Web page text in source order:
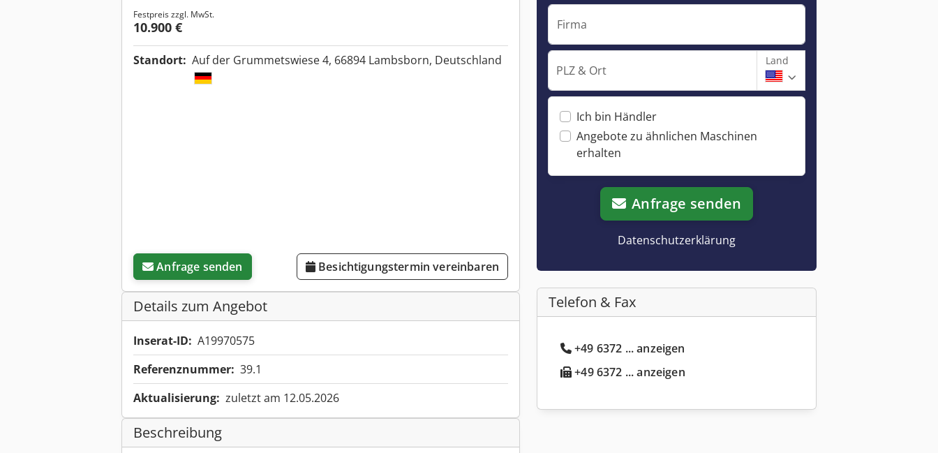
Festpreis zzgl. MwSt.
10.900 €
Standort: Auf der Grummetswiese 4, 66894 Lambsborn, Deutschland
Anfrage senden Besichtigungstermin vereinbaren
Details zum Angebot
Inserat-ID: A19970575
Referenznummer: 39.1
Aktualisierung: zuletzt am 12.05.2026
Beschreibung
Firma
PLZ & Ort
Land
Ich bin Händler
Angebote zu ähnlichen Maschinen
erhalten
Anfrage senden
Datenschutzerklärung
Telefon & Fax
+49 6372 ... anzeigen
+49 6372 ... anzeigen